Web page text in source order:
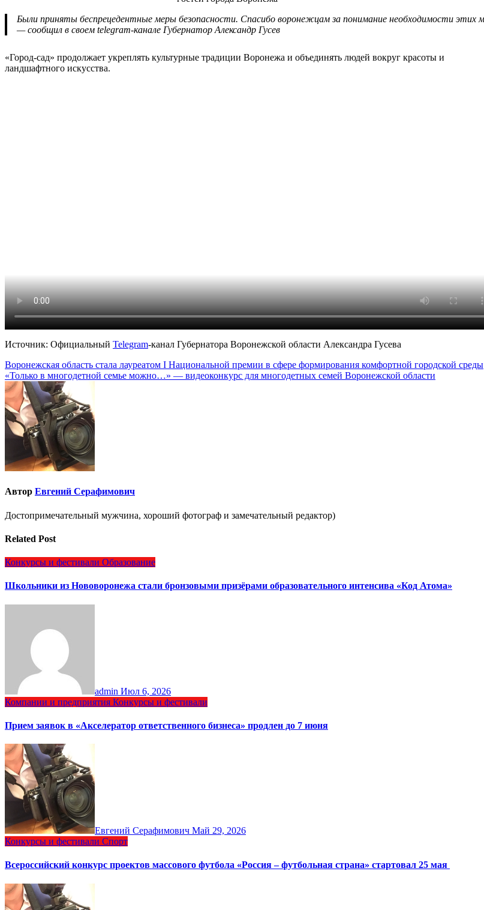
Были приняты беспрецедентные меры безопасности. Спасибо воронежцам за понимание необходимости этих мер
— сообщил в своем telegram-канале Губернатор Александр Гусев
«Город-сад» продолжает укреплять культурные традиции Воронежа и объединять людей вокруг красоты и
ландшафтного искусства.
Источник: Официальный Telegram-канал Губернатора Воронежской области Александра Гусева
Навигация
по
записям
Воронежская область стала лауреатом I Национальной премии в сфере формирования комфортной городской среды
«Только в многодетной семье можно…» — видеоконкурс для многодетных семей Воронежской области
Автор Евгений Серафимович
Достопримечательный мужчина, хороший фотограф и замечательный редактор)
Related Post
Конкурсы и фестивали Образование
Школьники из Нововоронежа стали бронзовыми призёрами образовательного интенсива «Код Атома»
admin Июл 6, 2026
Компании и предприятия Конкурсы и фестивали
Прием заявок в «Акселератор ответственного бизнеса» продлен до 7 июня
Евгений Серафимович Май 29, 2026
Конкурсы и фестивали Спорт
Всероссийский конкурс проектов массового футбола «Россия – футбольная страна» стартовал 25 мая